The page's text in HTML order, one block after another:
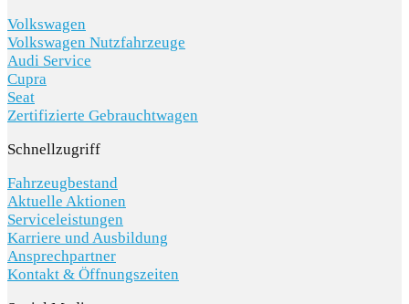
Volkswagen
Volkswagen Nutzfahrzeuge
Audi Service
Cupra
Seat
Zertifizierte Gebrauchtwagen
Schnellzugriff
Fahrzeugbestand
Aktuelle Aktionen
Serviceleistungen
Karriere und Ausbildung
Ansprechpartner
Kontakt & Öffnungszeiten